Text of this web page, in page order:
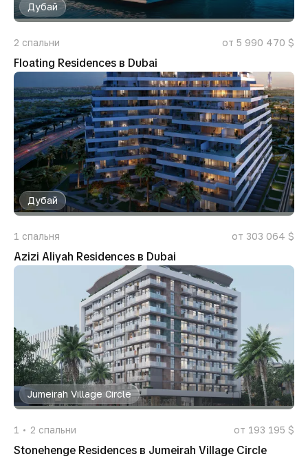
Дубай
2 спальни от 5 990 470 $
Floating Residences в Dubai
Дубай
1 спальня от 303 064 $
Azizi Aliyah Residences в Dubai
Jumeirah Village Circle
1 2 спальни от 193 195 $
Stonehenge Residences в Jumeirah Village Circle